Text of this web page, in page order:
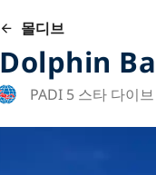
몰디브
Dolphin
PADI 5 스타 다이